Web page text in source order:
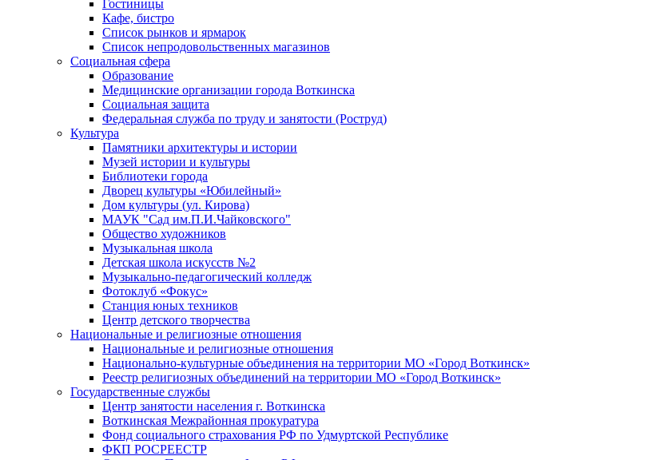
Гостиницы
Кафе, бистро
Cписок рынков и ярмарок
Список непродовольственных магазинов
Социальная сфера
Образование
Медицинские организации города Воткинска
Социальная защита
Федеральная служба по труду и занятости (Роструд)
Культура
Памятники архитектуры и истории
Музей истории и культуры
Библиотеки города
Дворец культуры «Юбилейный»
Дом культуры (ул. Кирова)
МАУК "Сад им.П.И.Чайковского"
Общество художников
Музыкальная школа
Детская школа искусств №2
Музыкально-педагогический колледж
Фотоклуб «Фокус»
Станция юных техников
Центр детского творчества
Национальные и религиозные отношения
Национальные и религиозные отношения
Национально-культурные объединения на территории МО «Город Воткинск»
Реестр религиозных объединений на территории МО «Город Воткинск»
Государственные службы
Центр занятости населения г. Воткинска
Воткинская Межрайонная прокуратура
Фонд социального страхования РФ по Удмуртской Республике
ФКП РОСРЕЕСТР